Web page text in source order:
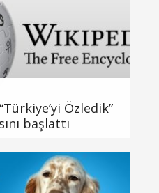
Özledik”
başlattı